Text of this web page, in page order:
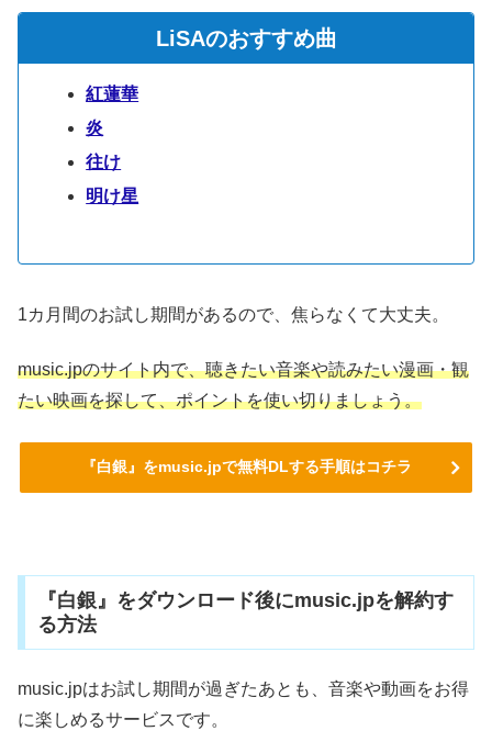
LiSAのおすすめ曲
紅蓮華
炎
往け
明け星
1カ月間のお試し期間があるので、焦らなくて大丈夫。
music.jpのサイト内で、聴きたい音楽や読みたい漫画・観
たい映画を探して、ポイントを使い切りましょう。
『白銀』をmusic.jpで無料DLする手順はコチラ
『白銀』をダウンロード後にmusic.jpを解約す
る方法
music.jpはお試し期間が過ぎたあとも、音楽や動画をお得
に楽しめるサービスです。